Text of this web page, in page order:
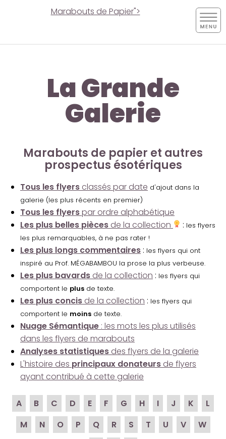
Marabouts de Papier">
La Grande
Galerie
Marabouts de papier et autres
prospectus ésotériques
Tous les flyers classés par date d'ajout dans la
galerie (les plus récents en premier)
Tous les flyerspar ordre alphabétique
Les plus belles pièces de la collection : les flyers
les plus remarquables, à ne pas rater !
Les plus longs commentaires : les flyers qui ont
inspiré au Prof. MÉGABAMBOU la prose la plus verbeuse.
Les plus bavards de la collection : les flyers qui
comportent le plus de texte.
Les plus concis de la collection : les flyers qui
comportent le moins de texte.
Nuage Sémantique : les mots les plus utilisés
dans les flyers de marabouts
Analyses statistiques des flyers de la galerie
L'histoire des principaux donateurs de flyers
ayant contribué à cette galerie
A B C D E F G H I J K
L
M
N O P Q R S T U V
W